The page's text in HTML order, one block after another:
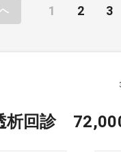
1 2 3
析回診